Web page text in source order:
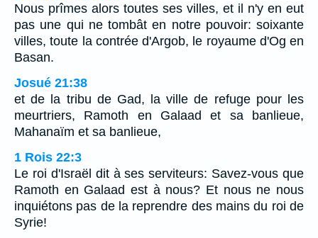
Nous prîmes alors toutes ses villes, et il n'y en eut
pas une qui ne tombât en notre pouvoir: soixante
villes, toute la contrée d'Argob, le royaume d'Og en
Basan.
Josué 21:38
et de la tribu de Gad, la ville de refuge pour les
meurtriers, Ramoth en Galaad et sa banlieue,
Mahanaïm et sa banlieue,
1 Rois 22:3
Le roi d'Israël dit à ses serviteurs: Savez-vous que
Ramoth en Galaad est à nous? Et nous ne nous
inquiétons pas de la reprendre des mains du roi de
Syrie!